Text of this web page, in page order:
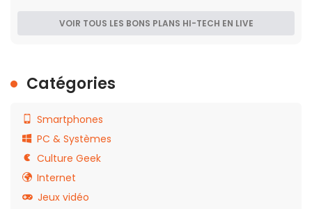
VOIR TOUS LES BONS PLANS HI-TECH EN LIVE
Catégories
Smartphones
PC & Systèmes
Culture Geek
Internet
Jeux vidéo